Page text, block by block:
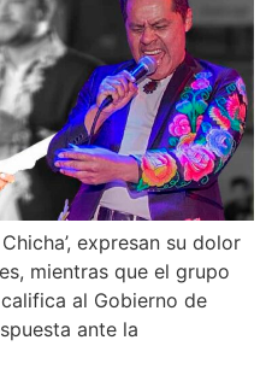
expresan su dolor
mientras que el grupo
al Gobierno de
ante la